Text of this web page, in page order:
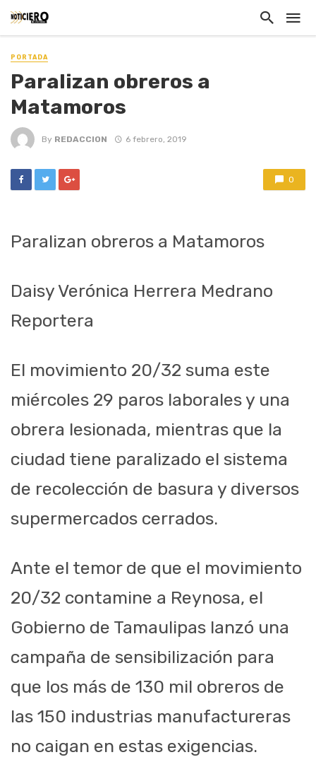
PORTADA
Paralizan obreros a
Matamoros
By REDACCION 6 febrero, 2019
0
Paralizan obreros a Matamoros
Daisy Verónica Herrera Medrano
Reportera
El movimiento 20/32 suma este
miércoles 29 paros laborales y una
obrera lesionada, mientras que la
ciudad tiene paralizado el sistema
de recolección de basura y diversos
supermercados cerrados.
Ante el temor de que el movimiento
20/32 contamine a Reynosa, el
Gobierno de Tamaulipas lanzó una
campaña de sensibilización para
que los más de 130 mil obreros de
las 150 industrias manufactureras
no caigan en estas exigencias.